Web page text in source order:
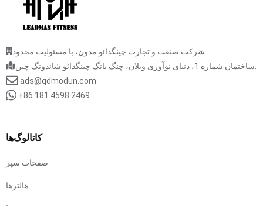
شرکت صنعت و تجارت چینگدائو مدون، با مسئولیت محدود
ads@qdmodun.com
+86 181 4598 2469
کاتالوگ‌ها
صفحات سپر
هالترها